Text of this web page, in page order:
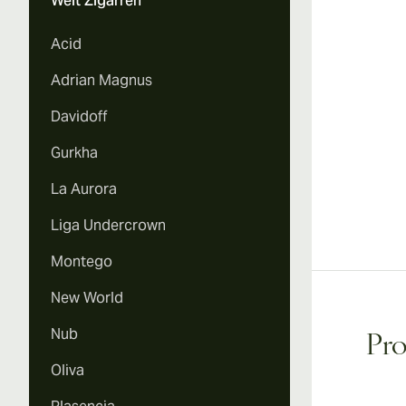
Acid
Adrian Magnus
Davidoff
Gurkha
La Aurora
Liga Undercrown
Montego
New World
Nub
Oliva